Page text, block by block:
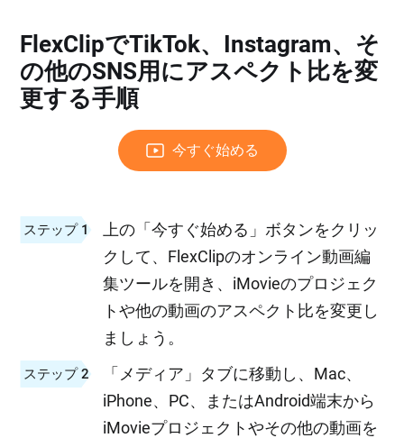
FlexClipでTikTok、Instagram、そ
の他のSNS用にアスペクト比を変
更する手順
今すぐ始める
ステップ 1
上の「今すぐ始める」ボタンをクリッ
クして、FlexClipのオンライン動画編
集ツールを開き、iMovieのプロジェク
トや他の動画のアスペクト比を変更し
ましょう。
ステップ 2
「メディア」タブに移動し、Mac、
iPhone、PC、またはAndroid端末から
iMovieプロジェクトやその他の動画を